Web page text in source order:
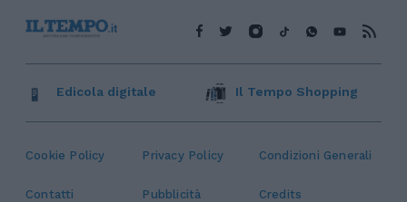
Cookie Policy Privacy Policy Condizioni Generali
Contatti Pubblicità
Credits
Edicola digitale Il Tempo Shopping